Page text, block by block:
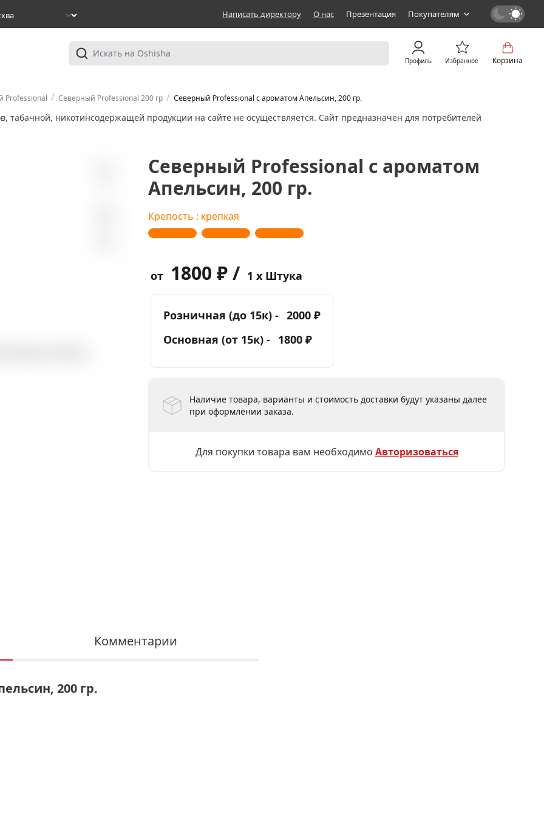
Написать директору О нас Презентация Покупателям
Профиль Избранное Корзина
Professional / Северный Professional 200 гр / Северный Professional с ароматом Апельсин, 200 гр.
табачной, никотинсодержащей продукции на сайте не осуществляется. Сайт предназначен для потребителей
Северный Professional с ароматом
Апельсин, 200 гр.
Крепость : крепкая
от 1800 ₽ / 1 x Штука
Розничная (до 15к) - 2000 ₽
Основная (от 15к) - 1800 ₽
Наличие товара, варианты и стоимость доставки будут указаны далее
при оформлении заказа.
Для покупки товара вам необходимо Авторизоваться
Комментарии
200 гр.